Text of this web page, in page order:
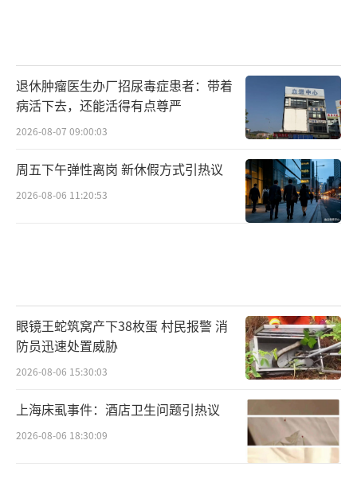
退休肿瘤医生办厂招尿毒症患者：带着
病活下去，还能活得有点尊严
2026-08-07 09:00:03
周五下午弹性离岗 新休假方式引热议
2026-08-06 11:20:53
眼镜王蛇筑窝产下38枚蛋 村民报警 消
防员迅速处置威胁
2026-08-06 15:30:03
上海床虱事件：酒店卫生问题引热议
2026-08-06 18:30:09